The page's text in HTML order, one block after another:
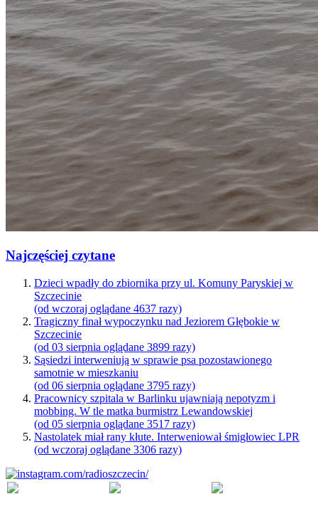
Najczęściej czytane
Dzieci wpadły do zbiornika przy ul. Komuny Paryskiej w
Szczecinie
(od wczoraj oglądane 4637 razy)
Tragiczny finał wypoczynku nad Jeziorem Głębokie w
Szczecinie
(od 03 sierpnia oglądane 3899 razy)
Sąsiedzi interweniują w sprawie psa pozostawionego
samotnie w mieszkaniu
(od 06 sierpnia oglądane 3795 razy)
Pracownicy szpitala w Barlinku ujawniają nepotyzm i
mobbing. W tle matka burmistrz Lewandowskiej
(od 05 sierpnia oglądane 3517 razy)
Nastolatek miał rany kłute. Interweniował śmigłowiec LPR
(od wczoraj oglądane 3306 razy)